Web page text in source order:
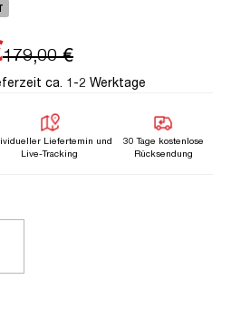
179,00 €
ca. 1-2 Werktage
Liefertemin und
Live-Tracking
30 Tage kostenlose
Rücksendung